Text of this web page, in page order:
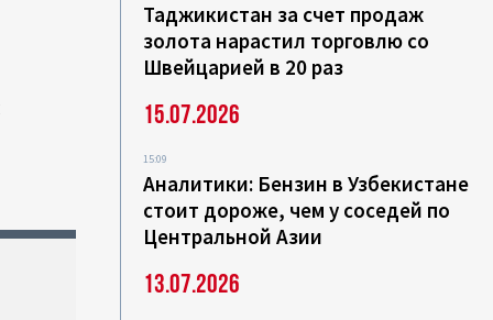
Таджикистан за счет продаж
золота нарастил торговлю со
Швейцарией в 20 раз
15.07.2026
15:09
Аналитики: Бензин в Узбекистане
стоит дороже, чем у соседей по
Центральной Азии
13.07.2026